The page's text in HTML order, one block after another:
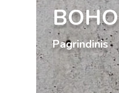
BOHO
Pagrindinis